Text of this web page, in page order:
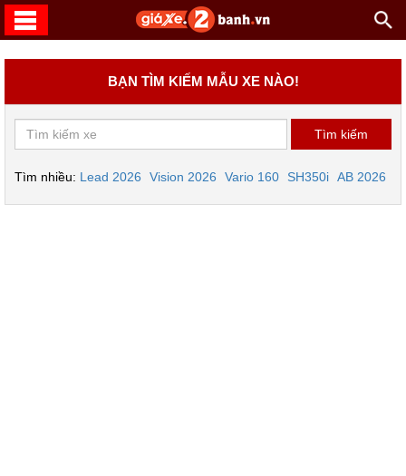
BẠN TÌM KIẾM MẪU XE NÀO!
Tìm nhiều: Lead 2026 Vision 2026 Vario 160 SH350i AB 2026